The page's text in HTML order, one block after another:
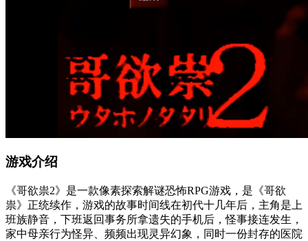
游戏介绍
《哥欲祟2》是一款像素探索解谜恐怖RPG游戏，是《哥欲
祟》正统续作，游戏的故事时间线在初代十几年后，主角是上
班族静音，下班返回事务所拿遗失的手机后，怪事接连发生，
家中母亲行为怪异、频频出现灵异幻象，同时一份封存的医院